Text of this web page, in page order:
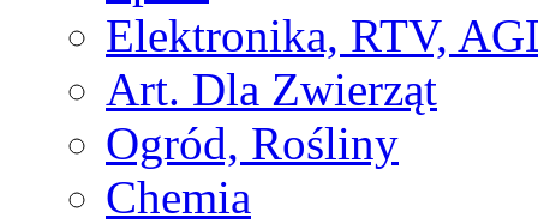
Elektronika, RTV,
Art. Dla Zwierząt
Ogród, Rośliny
Chemia